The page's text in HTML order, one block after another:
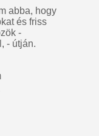
abba, hogy
és friss
-
- útján.